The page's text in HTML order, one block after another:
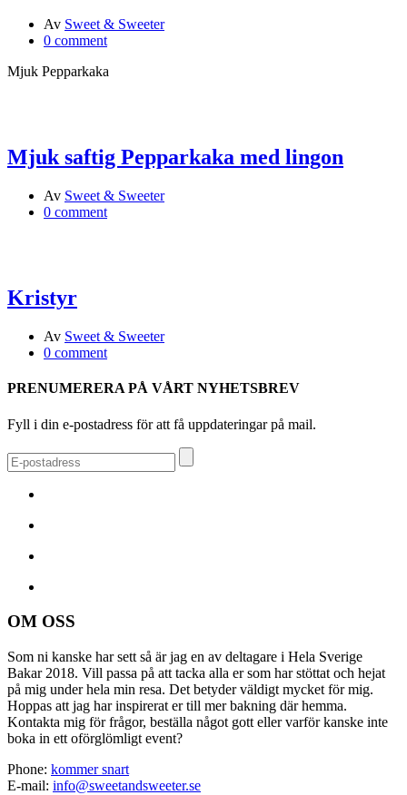
Av Sweet & Sweeter
0 comment
Mjuk Pepparkaka
Mjuk saftig Pepparkaka med lingon
Av Sweet & Sweeter
0 comment
Kristyr
Av Sweet & Sweeter
0 comment
PRENUMERERA PÅ VÅRT NYHETSBREV
Fyll i din e-postadress för att få uppdateringar på mail.
OM OSS
Som ni kanske har sett så är jag en av deltagare i Hela Sverige
Bakar 2018. Vill passa på att tacka alla er som har stöttat och hejat
på mig under hela min resa. Det betyder väldigt mycket för mig.
Hoppas att jag har inspirerat er till mer bakning där hemma.
Kontakta mig för frågor, beställa något gott eller varför kanske inte
boka in ett oförglömligt event?
Phone: kommer snart
E-mail: info@sweetandsweeter.se